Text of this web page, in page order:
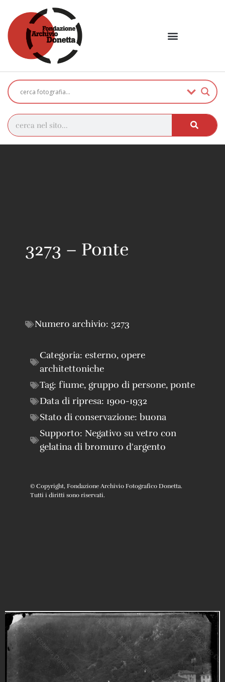
3273 – Ponte
Numero archivio: 3273
Categoria: esterno, opere
architettoniche
Tag: fiume, gruppo di persone, ponte
Data di ripresa: 1900-1932
Stato di conservazione: buona
Supporto: Negativo su vetro con
gelatina di bromuro d'argento
© Copyright, Fondazione Archivio Fotografico Donetta.
Tutti i diritti sono riservati.